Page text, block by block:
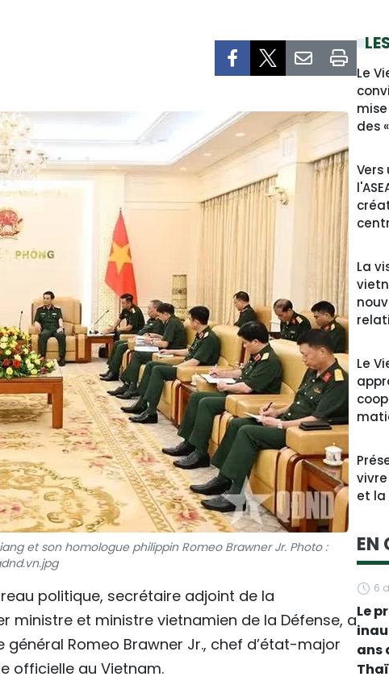
et son homologue philippin Romeo Brawner Jr. Photo :
politique, secrétaire adjoint de la
ministre et ministre vietnamien de la Défense, a
général Romeo Brawner Jr., chef d’état-major
officielle au Vietnam.
Le
des
La
Le
et la
EN
6
Le
ans